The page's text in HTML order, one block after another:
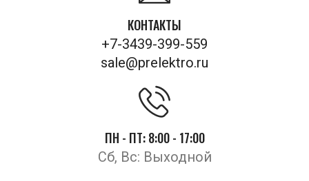
КОНТАКТЫ
+7-3439-399-559
sale@prelektro.ru
ПН - ПТ: 8:00 - 17:00
Сб, Вс: Выходной